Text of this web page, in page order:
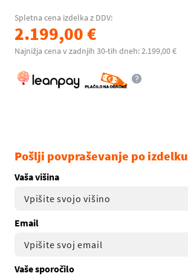
Spletna cena izdelka z DDV:
2.199,00 €
Najnižja cena v zadnjih 30-tih dneh: 2.199,00 €
Pošlji povpraševanje po izdelku
Vaša višina
Email
Vaše sporočilo